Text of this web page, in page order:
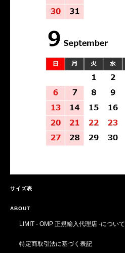
サイズ表
ABOUT
LIMIT - OMP 正規輸入代理店 -について
特定商取引法に基づく表記